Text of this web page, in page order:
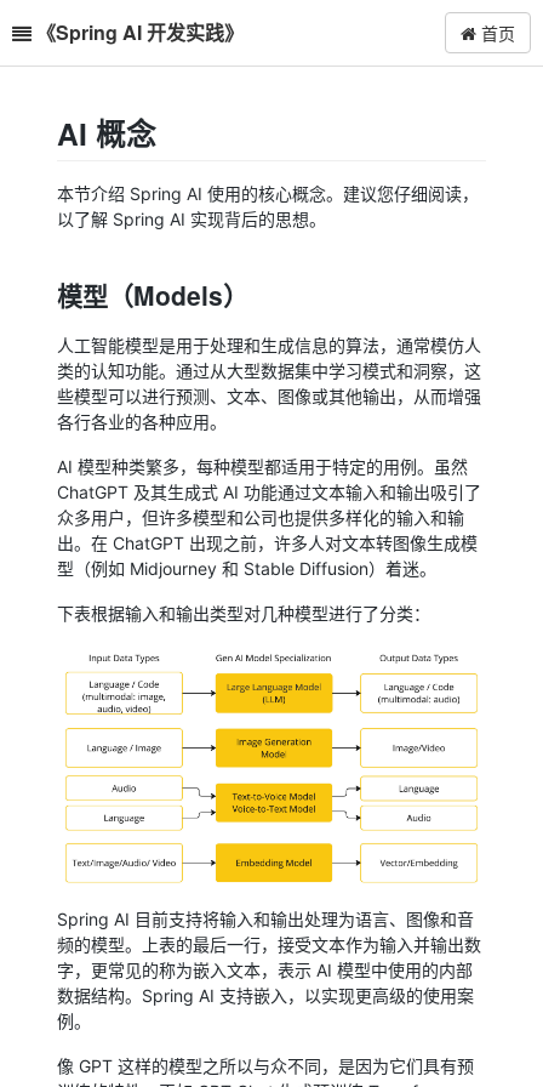
《Spring AI 开发实践》 首页
AI 概念
本节介绍 Spring AI 使用的核心概念。建议您仔细阅读，
以了解 Spring AI 实现背后的思想。
模型（Models）
人工智能模型是用于处理和生成信息的算法，通常模仿人
类的认知功能。通过从大型数据集中学习模式和洞察，这
些模型可以进行预测、文本、图像或其他输出，从而增强
各行各业的各种应用。
AI 模型种类繁多，每种模型都适用于特定的用例。虽然
ChatGPT 及其生成式 AI 功能通过文本输入和输出吸引了
众多用户，但许多模型和公司也提供多样化的输入和输
出。在 ChatGPT 出现之前，许多人对文本转图像生成模
型（例如 Midjourney 和 Stable Diffusion）着迷。
下表根据输入和输出类型对几种模型进行了分类：
Spring AI 目前支持将输入和输出处理为语言、图像和音
频的模型。上表的最后一行，接受文本作为输入并输出数
字，更常见的称为嵌入文本，表示 AI 模型中使用的内部
数据结构。Spring AI 支持嵌入，以实现更高级的使用案
例。
像 GPT 这样的模型之所以与众不同，是因为它们具有预